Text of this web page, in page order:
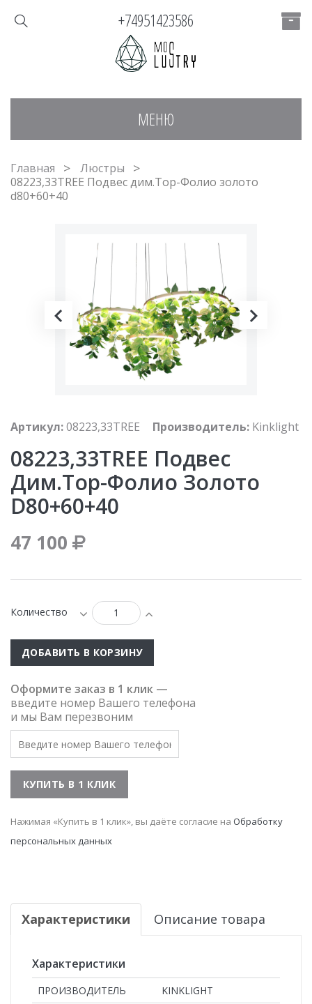
МЕНЮ
+74951423586
Главная
Люстры
08223,33TREE Подвес дим.Тор-Фолио золото
d80+60+40
Артикул:08223,33TREE Производитель: Kinklight
08223,33TREE Подвес
Дим.Тор-Фолио Золото
D80+60+40
47 100
Количество
ДОБАВИТЬ В КОРЗИНУ
Оформите заказ в 1 клик —
введите номер Вашего телефона
и мы Вам перезвоним
Нажимая «Купить в 1 клик», вы даёте согласие на Обработку
персональных данных
Характеристики Описание товара
Характеристики
ПРОИЗВОДИТЕЛЬ
KINKLIGHT